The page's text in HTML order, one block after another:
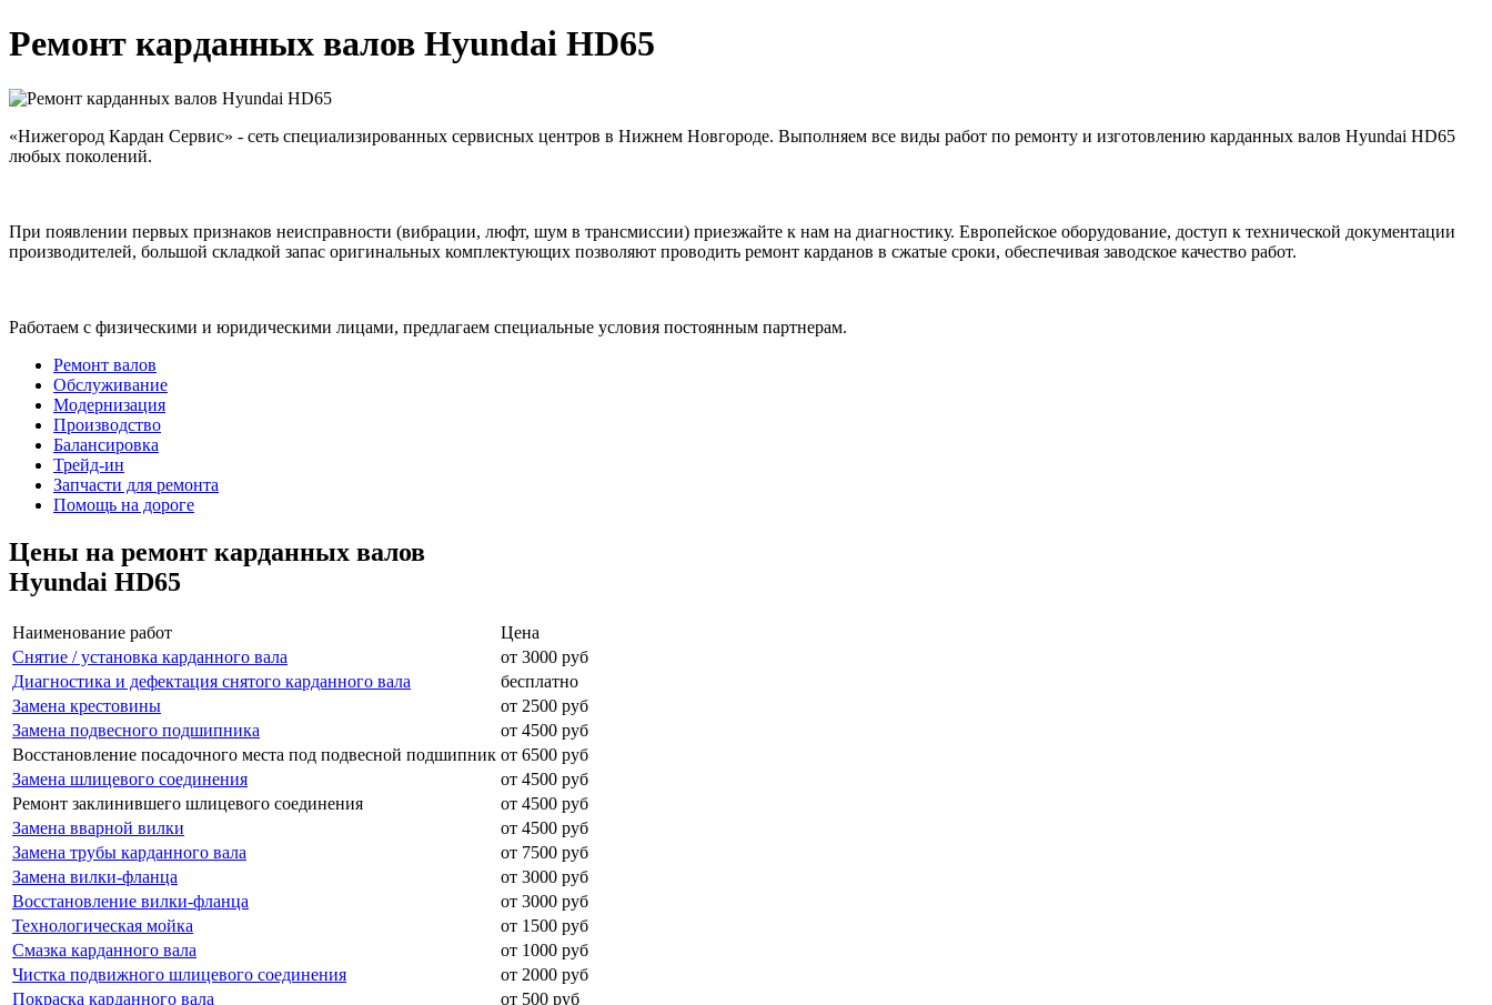
Ремонт карданных валов Hyundai HD65
«Нижегород Кардан Сервис» - сеть специализированных сервисных центров в Нижнем Новгороде. Выполняем все виды работ по ремонту и изготовлению карданных валов Hyundai HD65
любых поколений.
При появлении первых признаков неисправности (вибрации, люфт, шум в трансмиссии) приезжайте к нам на диагностику. Европейское оборудование, доступ к технической документации
производителей, большой складкой запас оригинальных комплектующих позволяют проводить ремонт карданов в сжатые сроки, обеспечивая заводское качество работ.
Работаем с физическими и юридическими лицами, предлагаем специальные условия постоянным партнерам.
Ремонт валов
Обслуживание
Модернизация
Производство
Балансировка
Трейд-ин
Запчасти для ремонта
Помощь на дороге
Цены на ремонт карданных валов
Hyundai HD65
Наименование работ
Цена
Снятие / установка карданного вала
от 3000 руб
Диагностика и дефектация снятого карданного вала
бесплатно
Замена крестовины
от 2500 руб
Замена подвесного подшипника
от 4500 руб
Восстановление посадочного места под подвесной подшипник от 6500 руб
Замена шлицевого соединения
от 4500 руб
Ремонт заклинившего шлицевого соединения
от 4500 руб
Замена вварной вилки
от 4500 руб
Замена трубы карданного вала
от 7500 руб
Замена вилки-фланца
от 3000 руб
Восстановление вилки-фланца
от 3000 руб
Технологическая мойка
от 1500 руб
Смазка карданного вала
от 1000 руб
Чистка подвижного шлицевого соединения
от 2000 руб
Покраска карданного вала
от 500 руб